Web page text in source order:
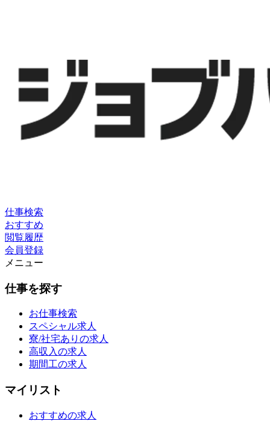
仕事検索
おすすめ
閲覧履歴
会員登録
メニュー
仕事を探す
お仕事検索
スペシャル求人
寮/社宅ありの求人
高収入の求人
期間工の求人
マイリスト
おすすめの求人